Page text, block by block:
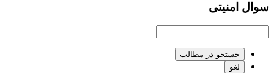
سوال امنیتی
جستجو در مطالب
لغو